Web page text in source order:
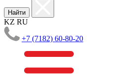
Найти
KZ RU
+7 (7182) 60-80-20